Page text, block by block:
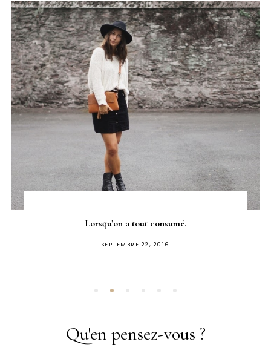
Lorsqu’on a tout consumé.
PUBLIÉ
SEPTEMBRE 22, 2016
Qu'en pensez-vous ?